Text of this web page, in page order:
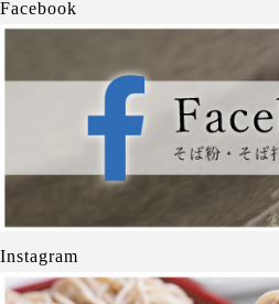
Facebook
Instagram